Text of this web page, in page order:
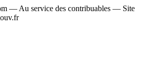
— Au service des contribuables — Site